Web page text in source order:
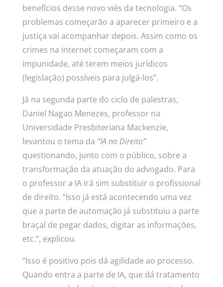
benefícios desse novo viés da tecnologia. “Os
problemas começarão a aparecer primeiro e a
justiça vai acompanhar depois. Assim como os
crimes na internet começaram com a
impunidade, até terem meios jurídicos
(legislação) possíveis para julgá-los”.
Já na segunda parte do ciclo de palestras,
Daniel Nagao Menezes, professor na
Universidade Presbiteriana Mackenzie,
levantou o tema da “IA no Direito”
questionando, junto com o público, sobre a
transformação da atuação do advogado. Para
o professor a IA irá sim substituir o profissional
de direito. “Isso já está acontecendo uma vez
que a parte de automação já substituiu a parte
braçal de pegar dados, digitar as informações,
etc.”, explicou.
“Isso é positivo pois dá agilidade ao processo.
Quando entra a parte de IA, que dá tratamento